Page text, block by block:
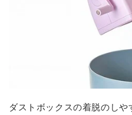
ダストボックスの着脱のし